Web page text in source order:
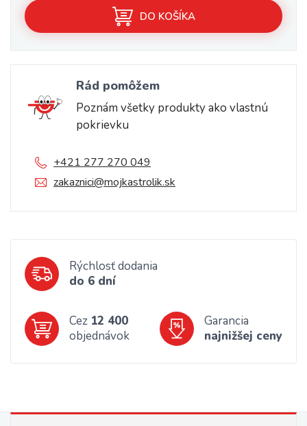
DO KOŠÍKA
Rád pomôžem
Poznám všetky produkty ako vlastnú
pokrievku
+421 277 270 049
zakaznici@mojkastrolik.sk
Rýchlosť dodania
do 6 dní
Cez 12 400
objednávok
Garancia
najnižšej ceny